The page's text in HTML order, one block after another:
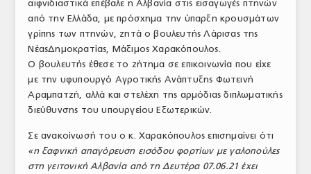
ΝΟΜΟΘΕΣΙΑ
ΕΛΛΗΝΙΚΗ ΝΟΜΟΘΕΣΙΑ
ΕΥΡΩΠΑΪΚΗ ΝΟΜΟΘΕΣΙΑ
ΤΟ ΠΕΡΙΟΔΙΚΟ
ΑΡΧΕΙΟ ΤΕΥΧΩΝ
αιφνιδιαστικά επέβαλε η Αλβανία στις εισαγωγές πτηνών
από την Ελλάδα, με πρόσχημα την ύπαρξη κρουσμάτων
γρίπης των πτηνών, ζητά ο βουλευτής Λάρισας της
ΝέαςΔημοκρατίας, Μάξιμος Χαρακόπουλος.
Ο βουλευτής έθεσε το ζήτημα σε επικοινωνία που είχε
με την υφυπουργό Αγροτικής Ανάπτυξης Φωτεινή
Αραμπατζή, αλλά και στελέχη της αρμόδιας διπλωματικής
διεύθυνσης του υπουργείου Εξωτερικών.
Σε ανακοίνωσή του ο κ. Χαρακόπουλος επισημαίνει ότι
«η ξαφνική απαγόρευση εισόδου φορτίων με γαλοπούλες
στη γειτονική Αλβανία από τη Δευτέρα 07.06.21 έχει